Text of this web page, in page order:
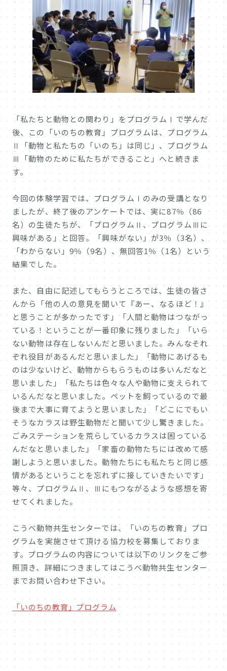
「私たちと動物との関わり」をプログラムⅠで学んだ
後、この「いのちの教育」プログラムは、プログラム
Ⅱ「動物と私たちの「いのち」は同じ」、プログラム
Ⅲ「動物のために私たちができること」へと続きま
す。
今回の体験学習では、プログラムⅠのみの受講となり
ましたが、終了後のアンケートでは、実に87％（86
名）の生徒たちが、「プログラムⅡ、プログラムⅢに
興味がある」と回答。「興味がない」が3％（3名）、
「わからない」9％（9名）、無回答1％（1名）という
結果でした。
また、自由に記述してもらうところでは、生徒の皆さ
んから「他の人の意見を聞いて『あー、なるほど！』
と思うことが多かったです」「人間と動物はつながっ
ている！ということが一番印象に残りました」「いら
ない動物は存在しないんだと思いました。みんなそれ
ぞれ役目があるんだと思いました」「動物にあげるも
のは少ないけど、動物からもらうものは多いんだなと
思いました」「私たちは色々な人や動物に支えられて
いるんだなと思いました。ペットを飼っているので最
後まで大事に育てようと思いました」「どこにでもい
そうなカラスは野生動物だと聞いて少し驚きました。
ごみステーションを荒らしているカラスは困っている
んだなと思いました」「家畜の動物たちには改めて感
謝しようと思いました。動物たちにも私たちと同じ感
情があるということを忘れずに接していきたいです」
等々、プログラムⅡ、Ⅲにもつながるような感想を寄
せてくれました。
こうべ動物共生センターでは、「いのちの教育」プロ
グラムを実施させて頂ける協力校を募集しておりま
す。プログラムの内容については以下のリンクをご参
照頂き、詳細につきましてはこうべ動物共生センター
までお問い合わせ下さい。
「いのちの教育」プログラム